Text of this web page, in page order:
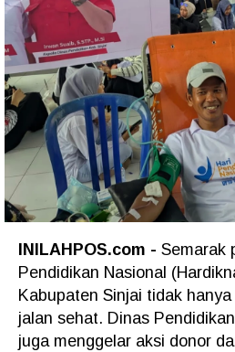
INILAHPOS.com - Semarak
Pendidikan Nasional
Kabupaten Sinjai tidak
jalan sehat. Dinas
juga menggelar aksi donor